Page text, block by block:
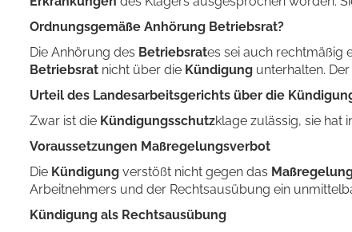
Ordnungsgemäße Anhörung Betriebsrat?
Die Anhörung des Betriebsrates sei auch rechtmäßig
Betriebsrat nicht über die Kündigung unterhalten.
Urteil des Landesarbeitsgerichts über die
Zwar ist die Kündigungsschutzklage zulässig, sie hat
Voraussetzungen Maßregelungsverbot
Die Kündigung verstößt nicht gegen das
Arbeitnehmers und der Rechtsausübung ein
Kündigung als Rechtsausübung